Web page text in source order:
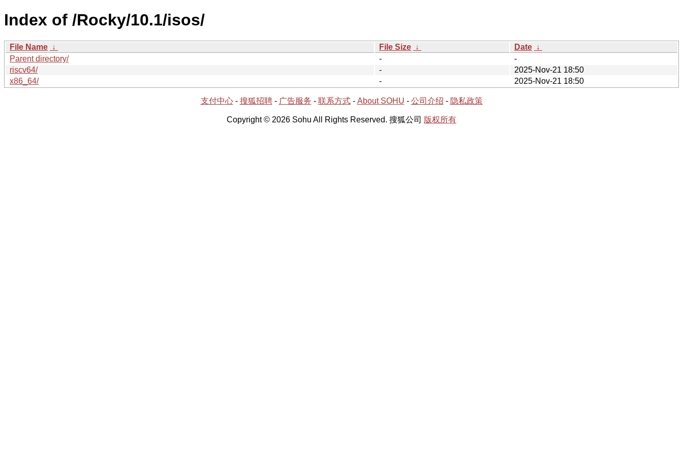
Index of /Rocky/10.1/isos/
File Name ↓ File Size ↓ Date ↓
Parent directory/
-
-
riscv64/
-
2025-Nov-21 18:50
x86_64/
- 2025-Nov-21 18:50
支付中心- 搜狐招聘- 广告服务 - 联系方式- About SOHU - 公司介绍 - 隐私政策
Copyright © 2026 Sohu All Rights Reserved. 搜狐公司 版权所有